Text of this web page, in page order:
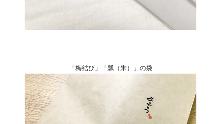
「梅結び」「 瓢（朱） 」の袋